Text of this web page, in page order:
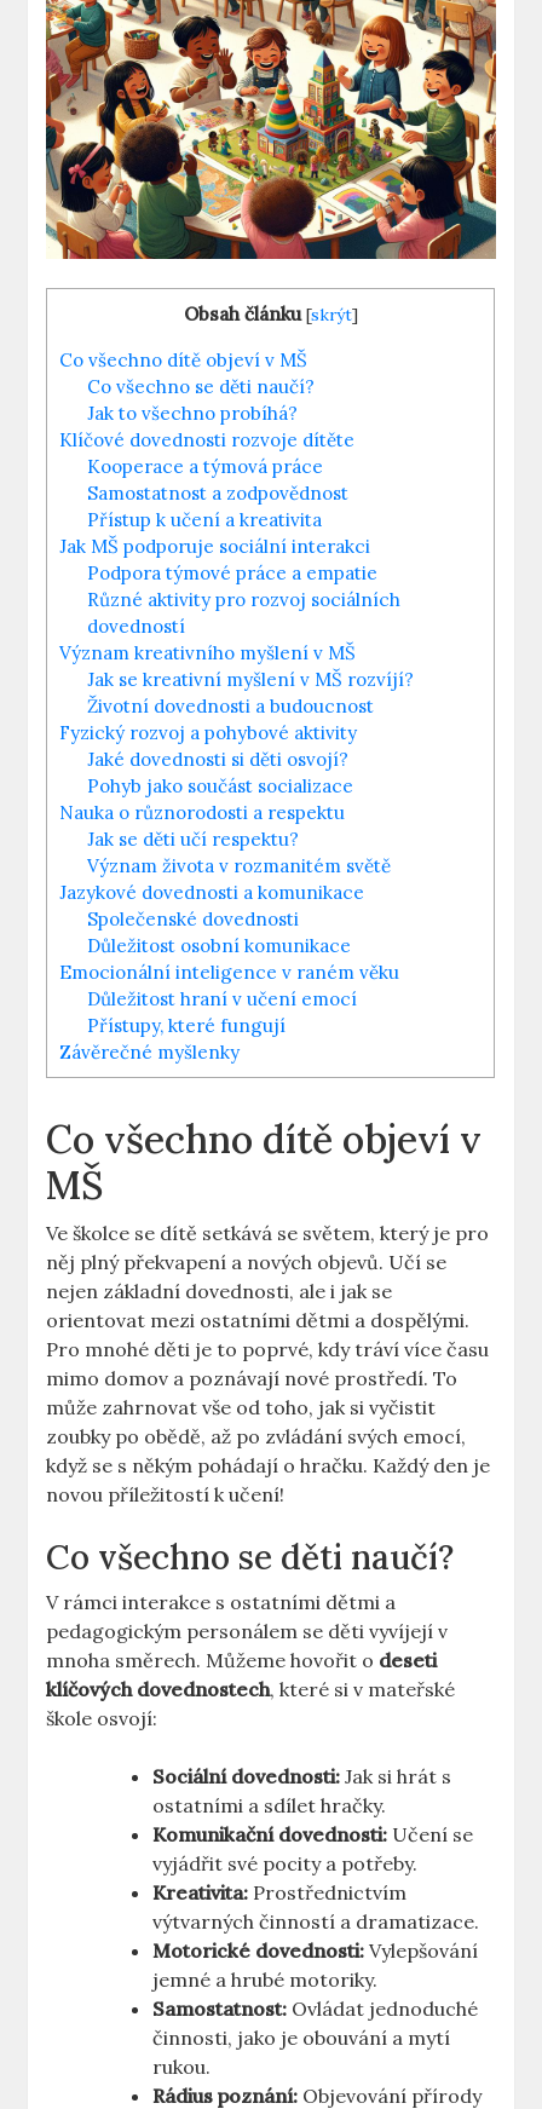
Obsah článku [skrýt]
Co všechno dítě objeví v MŠ
Co‌ všechno se děti naučí?
Jak to všechno probíhá?
Klíčové dovednosti rozvoje dítěte
Kooperace ‍a‌ týmová práce
Samostatnost ‌a zodpovědnost
Přístup⁢ k ⁤učení a kreativita
Jak MŠ podporuje sociální ‍interakci
Podpora týmové práce⁣ a empatie
Různé aktivity pro rozvoj ⁢sociálních
dovedností
Význam kreativního myšlení v MŠ
Jak se kreativní myšlení v MŠ rozvíjí?
Životní dovednosti a budoucnost
Fyzický rozvoj a​ pohybové aktivity
Jaké ⁢dovednosti si děti⁤ osvojí?
Pohyb jako součást socializace
Nauka o různorodosti a respektu
Jak se děti učí respektu?
Význam života v rozmanitém světě
Jazykové dovednosti a ⁣komunikace
Společenské⁢ dovednosti
Důležitost osobní komunikace
Emocionální inteligence v‍ raném věku
Důležitost hraní v učení emocí
Přístupy, které fungují
Závěrečné myšlenky
Co všechno dítě objeví v
MŠ
Ve školce se⁤ dítě setkává se světem, který je pro
něj plný překvapení a nových objevů. Učí se⁤
nejen základní dovednosti, ale i jak se
orientovat mezi‍ ostatními dětmi a dospělými.
Pro mnohé děti je to poprvé, kdy ⁣tráví více času
mimo domov a poznávají ⁣nové prostředí. To
může zahrnovat vše ‌od toho, jak si vyčistit⁢
zoubky po obědě, až po zvládání svých emocí,
když se s někým pohádají o hračku. Každý den je
novou ‍příležitostí k učení!
Co‌ všechno se děti naučí?
V ​rámci interakce s ostatními dětmi a
pedagogickým personálem se děti vyvíjejí v
mnoha směrech. Můžeme hovořit o deseti
⁢klíčových dovednostech,⁢ které si v mateřské
škole osvojí:
Sociální dovednosti: Jak ⁢si hrát s
ostatními a sdílet hračky.
Komunikační dovednosti: Učení se
vyjádřit své pocity a potřeby.
Kreativita: Prostřednictvím‌
výtvarných ⁤činností a dramatizace.
Motorické dovednosti: Vylepšování
jemné a hrubé motoriky.
Samostatnost: Ovládat jednoduché
činnosti, jako je obouvání a mytí
rukou.
Rádius⁢ poznání: Objevování přírody